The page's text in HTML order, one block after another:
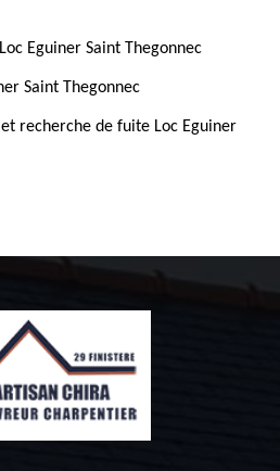
Eguiner Saint Thegonnec
Saint Thegonnec
recherche de fuite Loc Eguiner